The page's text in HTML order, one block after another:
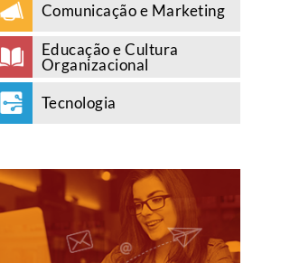
Comunicação e Marketing
Educação e Cultura
Organizacional
Tecnologia